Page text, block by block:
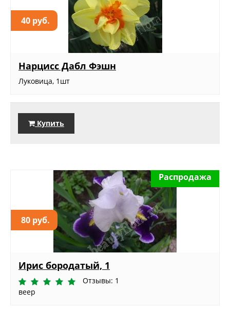
40 руб.
Нарцисс Дабл Фэшн
Луковица, 1шт
Купить
80 руб.
Распродажа
Ирис бородатый, 1
Отзывы: 1
веер